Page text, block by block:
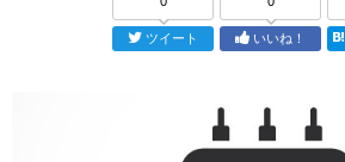
ツイート いいね！